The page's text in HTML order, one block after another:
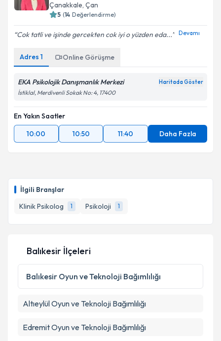
İlgili Branşlar
Klinik Psikolog
1 Psikoloji 1
Çanakkale, Çan
5 (14 Değerlendirme)
Cok tatli ve işinde gercekten cok iyi o yüzden eda... Devamı
Adres 1 Online Görüşme
EKA Psikolojik Danışmanlık Merkezi Haritada Göster
İstiklal, Merdivenli Sokak No: 4, 17400
En Yakın Saatler
10:00
10:50 11:40 Daha Fazla
Balıkesir İlçeleri
Balıkesir Oyun ve Teknoloji Bağımlılığı
AltıeylülOyun ve Teknoloji Bağımlılığı
EdremitOyun ve Teknoloji Bağımlılığı